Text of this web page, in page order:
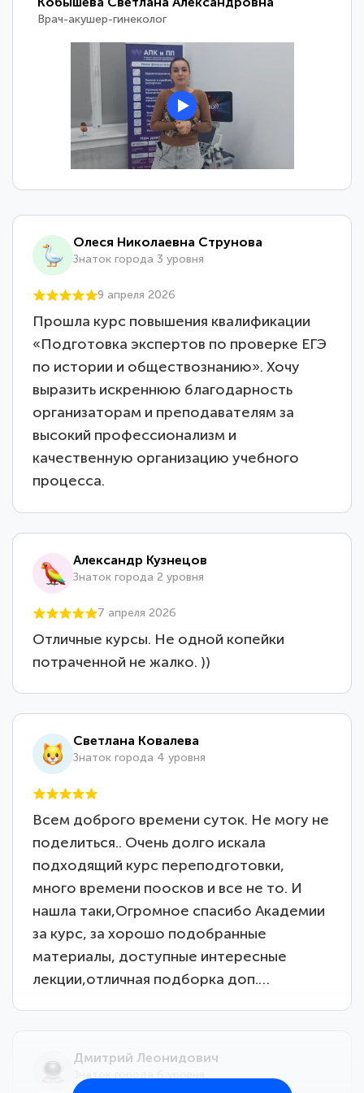
Врач-акушер-гинеколог
Олеся Николаевна Струнова
Знаток города 3 уровня
9 апреля 2026
Прошла курс повышения квалификации
«Подготовка экспертов по проверке ЕГЭ
по истории и обществознанию». Хочу
выразить искреннюю благодарность
организаторам и преподавателям за
высокий профессионализм и
качественную организацию учебного
процесса.
Александр Кузнецов
Знаток города 2 уровня
7 апреля 2026
Отличные курсы. Не одной копейки
потраченной не жалко. ))
Светлана Ковалева
Знаток города 4 уровня
Всем доброго времени суток. Не могу не
поделиться.. Очень долго искала
подходящий курс переподготовки,
много времени поосков и все не то. И
нашла таки,Огромное спасибо Академии
за курс, за хорошо подобранные
материалы, доступные интересные
лекции,отличная подборка доп.…
Дмитрий Леонидович